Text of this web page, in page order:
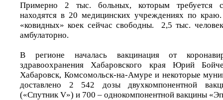
Примерно 2 тыс. больных, которым требуется
находятся в 20 медицинских учреждениях по
«ковидных» коек сейчас свободны. 2,5 тыс.
амбулаторно.
В регионе началась вакцинация от
здравоохранения Хабаровского края Юрий
Хабаровск, Комсомольск-на-Амуре и некоторые
доставлено 2 542 дозы двухкомпонентной
(«Спутник V») и 700 – однокомпонентной вакцины